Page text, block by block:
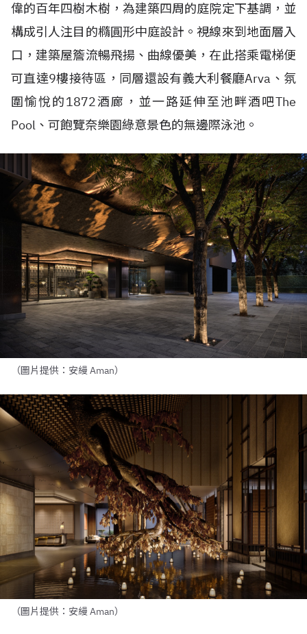
偉的百年四樹木樹，為建築四周的庭院定下基調，並
構成引人注目的橢圓形中庭設計。視線來到地面層入
口，建築屋簷流暢飛揚、曲線優美，在此搭乘電梯便
可直達9樓接待區，同層還設有義大利餐廳Arva 、氛
圍愉悅的1872酒廊，並一路延伸至池畔酒吧The
Pool 、可飽覽奈樂園綠意景色的無邊際泳池。
（圖片提供：安縵 Aman）
（圖片提供：安縵 Aman）